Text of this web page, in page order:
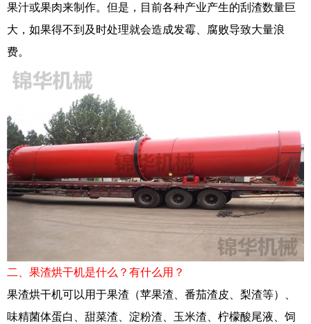
果汁或果肉来制作。但是，目前各种产业产生的刮渣数量巨
大，如果得不到及时处理就会造成发霉、腐败导致大量浪
费。
二、果渣烘干机是什么？有什么用？
果渣烘干机可以用于果渣（苹果渣、番茄渣皮、梨渣等）、
味精菌体蛋白、甜菜渣、淀粉渣、玉米渣、柠檬酸尾液、饲